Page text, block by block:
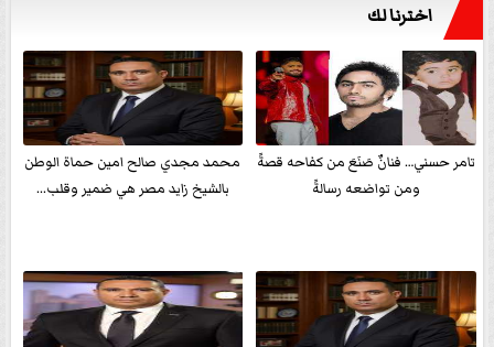
اخترنا لك
تامر حسني… فنانٌ صَنَعَ من كفاحه قصةً
ومن تواضعه رسالةً
محمد مجدي صالح امين حماة الوطن
بالشيخ زايد مصر هي ضمير وقلب...